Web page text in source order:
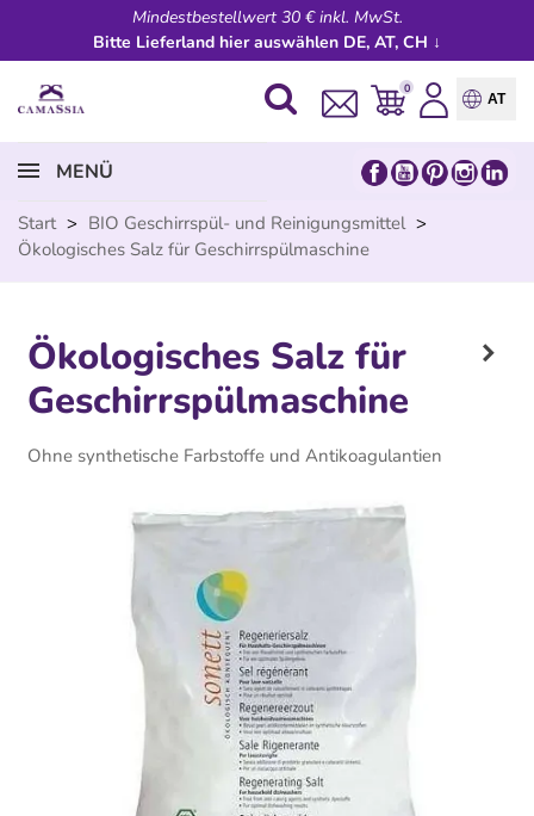
Mindestbestellwert 30 € inkl. MwSt.
Bitte Lieferland hier auswählen DE, AT, CH ↓
0
AT
MENÜ
Start > BIO Geschirrspül- und Reinigungsmittel >
Ökologisches Salz für Geschirrspülmaschine
Ökologisches Salz für
Geschirrspülmaschine
Ohne synthetische Farbstoffe und Antikoagulantien